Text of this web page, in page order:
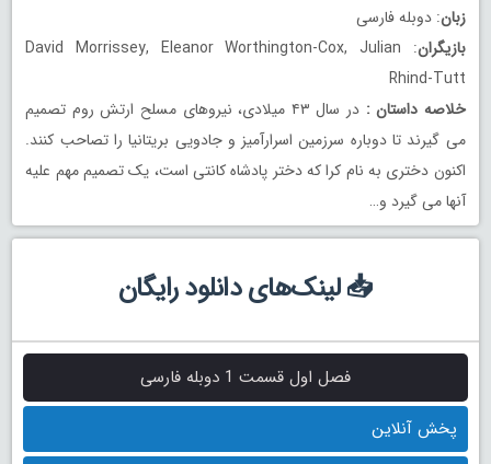
زبان: دوبله فارسی
بازیگران
: David Morrissey, Eleanor Worthington-Cox, Julian
Rhind-Tutt
خلاصه داستان :
در سال ۴۳ میلادی، نیروهای مسلح ارتش روم تصمیم
می گیرند تا دوباره سرزمین اسرارآمیز و جادویی بریتانیا را تصاحب کنند.
اکنون دختری به نام کرا که دختر پادشاه کانتی است، یک تصمیم مهم علیه
آنها می گیرد و…
📥 لینک‌های دانلود رایگان
فصل اول قسمت 1 دوبله فارسی
پخش آنلاین